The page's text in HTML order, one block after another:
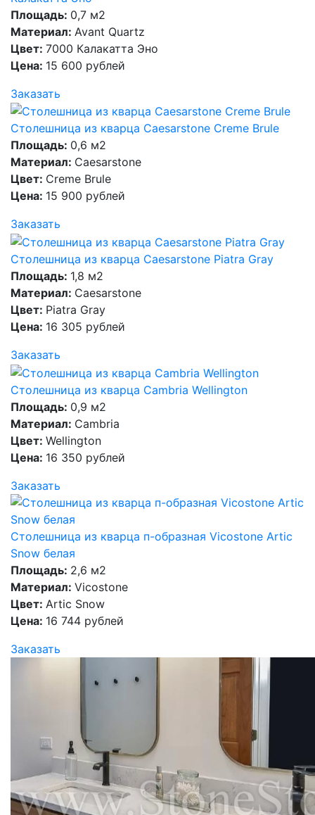
Площадь: 0,7 м2
Материал: Avant Quartz
Цвет: 7000 Калакатта Эно
Цена: 15 600 рублей
Заказать
Столешница из кварца Caesarstone Creme Brule
Площадь: 0,6 м2
Материал: Caesarstone
Цвет: Creme Brule
Цена: 15 900 рублей
Заказать
Столешница из кварца Caesarstone Piatra Gray
Площадь: 1,8 м2
Материал: Caesarstone
Цвет: Piatra Gray
Цена: 16 305 рублей
Заказать
Столешница из кварца Cambria Wellington
Площадь: 0,9 м2
Материал: Cambria
Цвет: Wellington
Цена: 16 350 рублей
Заказать
Столешница из кварца п-образная Vicostone Artic
Snow белая
Площадь: 2,6 м2
Материал: Vicostone
Цвет: Artic Snow
Цена: 16 744 рублей
Заказать